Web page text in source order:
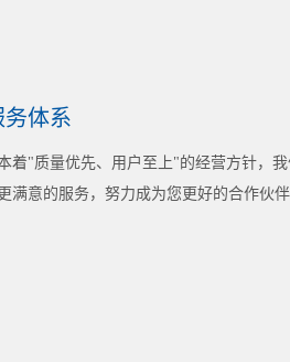
体系
着"质量优先、用户至上"的经营方针，
满意的服务，努力成为您更好的合作伙